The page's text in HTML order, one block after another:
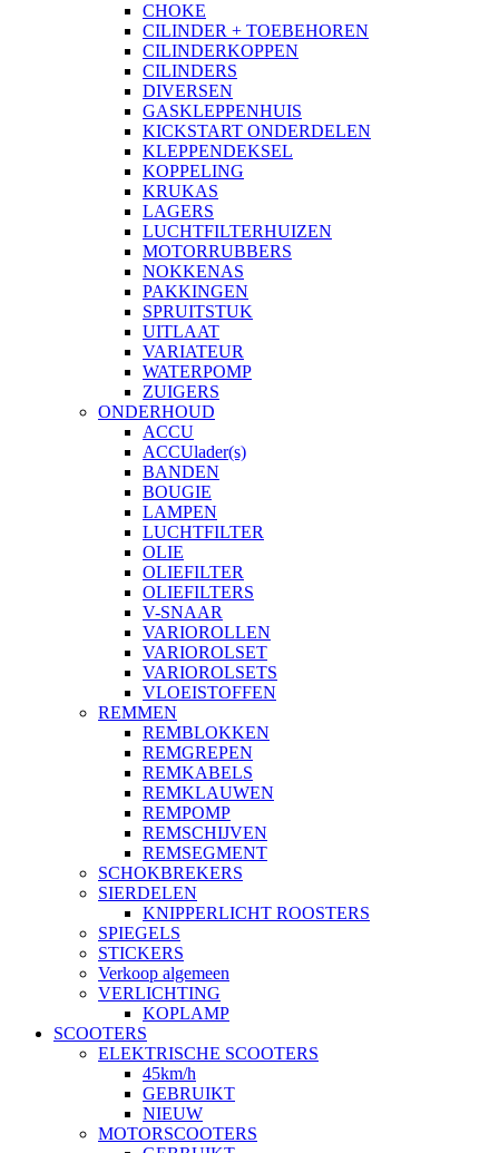
CHOKE
CILINDER + TOEBEHOREN
CILINDERKOPPEN
CILINDERS
DIVERSEN
GASKLEPPENHUIS
KICKSTART ONDERDELEN
KLEPPENDEKSEL
KOPPELING
KRUKAS
LAGERS
LUCHTFILTERHUIZEN
MOTORRUBBERS
NOKKENAS
PAKKINGEN
SPRUITSTUK
UITLAAT
VARIATEUR
WATERPOMP
ZUIGERS
ONDERHOUD
ACCU
ACCUlader(s)
BANDEN
BOUGIE
LAMPEN
LUCHTFILTER
OLIE
OLIEFILTER
OLIEFILTERS
V-SNAAR
VARIOROLLEN
VARIOROLSET
VARIOROLSETS
VLOEISTOFFEN
REMMEN
REMBLOKKEN
REMGREPEN
REMKABELS
REMKLAUWEN
REMPOMP
REMSCHIJVEN
REMSEGMENT
SCHOKBREKERS
SIERDELEN
KNIPPERLICHT ROOSTERS
SPIEGELS
STICKERS
Verkoop algemeen
VERLICHTING
KOPLAMP
SCOOTERS
ELEKTRISCHE SCOOTERS
45km/h
GEBRUIKT
NIEUW
MOTORSCOOTERS